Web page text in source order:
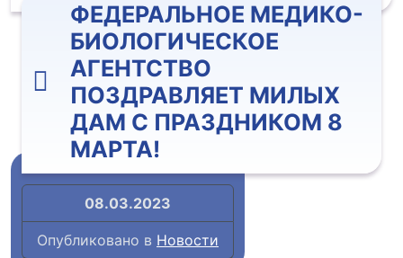
ФЕДЕРАЛЬНОЕ МЕДИКО-
БИОЛОГИЧЕСКОЕ
АГЕНТСТВО
ПОЗДРАВЛЯЕТ МИЛЫХ
ДАМ С ПРАЗДНИКОМ 8
МАРТА!
08.03.2023
Опубликовано в Новости